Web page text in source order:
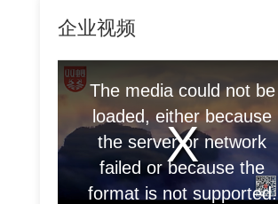
企业视频
The media could not be
loaded, either because
the server or network
failed or because the
format is not supported.